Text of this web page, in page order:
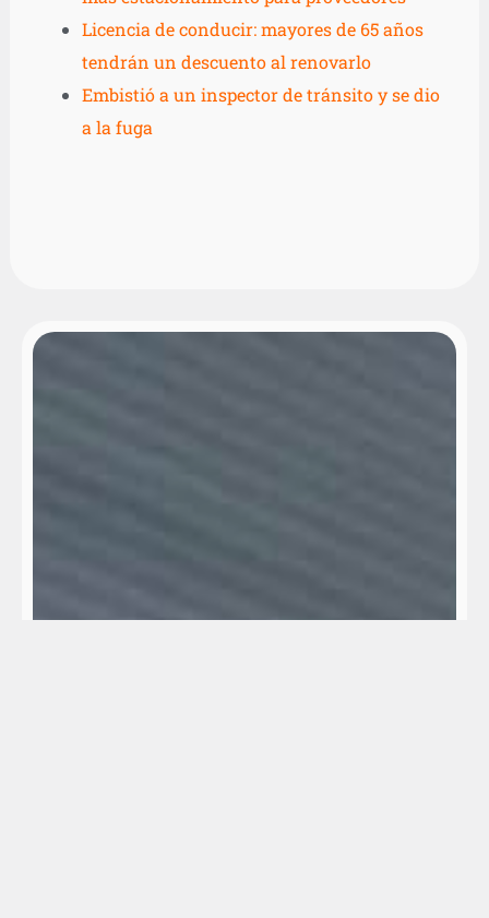
Licencia de conducir: mayores de 65 años
tendrán un descuento al renovarlo
Embistió a un inspector de tránsito y se dio
a la fuga